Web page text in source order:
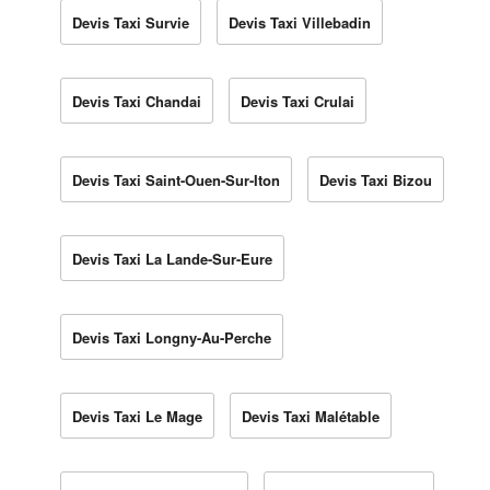
Devis Taxi Survie Devis Taxi Villebadin
Devis Taxi Chandai Devis Taxi Crulai
Devis Taxi Saint-Ouen-Sur-Iton Devis Taxi Bizou
Devis Taxi La Lande-Sur-Eure
Devis Taxi Longny-Au-Perche
Devis Taxi Le Mage Devis Taxi Malétable